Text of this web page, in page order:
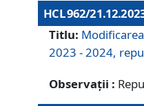
HCL 962/
Titlu:
2023 - 2024,
Observații :